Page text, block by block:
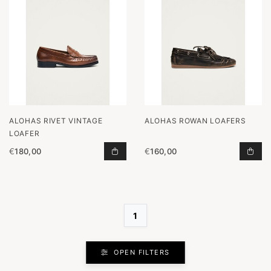
ALOHAS RIVET VINTAGE
LOAFER
€180,00 RIVET VINTAGE LOAFER
ALOHAS ROWAN LOAFERS
€160,00
1
OPEN FILTERS